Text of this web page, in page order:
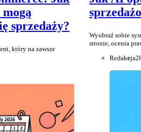
sprzedaży?
który na zawsze
Wyobraź sobie
stronie, ocenia
Redakcja